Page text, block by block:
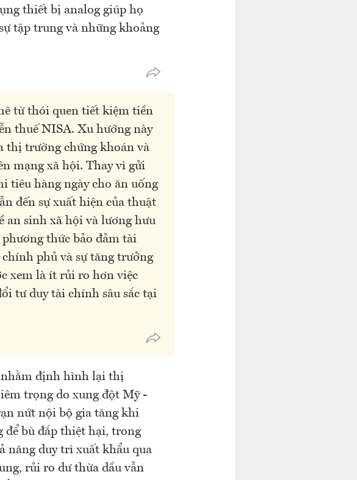
thiết bị analog giúp họ
tập trung và những khoảng
từ thói quen tiết kiệm tiền
thuế NISA. Xu hướng này
thị trường chứng khoán và
mạng xã hội. Thay vì gửi
tiêu hàng ngày cho ăn uống
đến sự xuất hiện của thuật
an sinh xã hội và lương hưu
thức bảo đảm tài
phủ và sự tăng trưởng
xem là ít rủi ro hơn việc
tư duy tài chính sâu sắc tại
nhằm định hình lại thị
trọng do xung đột Mỹ -
nứt nội bộ gia tăng khi
để bù đắp thiệt hại, trong
năng duy trì xuất khẩu qua
rủi ro dư thừa dầu vẫn